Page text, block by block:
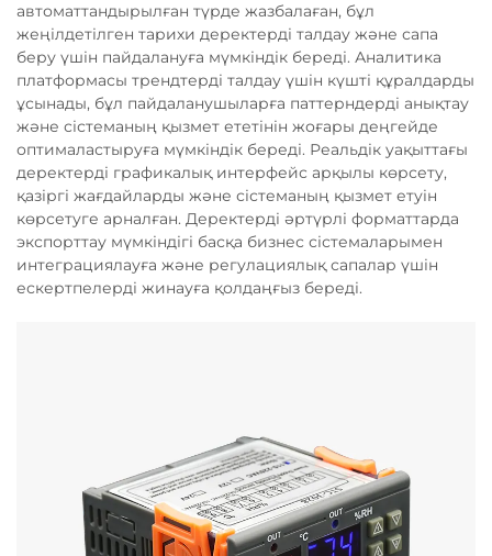
автоматтандырылған түрде жазбалаған, бұл
жеңілдетілген тарихи деректерді талдау және сапа
беру үшін пайдалануға мүмкіндік береді. Аналитика
платформасы трендтерді талдау үшін күшті құралдарды
ұсынады, бұл пайдаланушыларға паттерндерді анықтау
және сістеманың қызмет ететінін жоғары деңгейде
оптималастыруға мүмкіндік береді. Реальдік уақыттағы
деректерді графикалық интерфейс арқылы көрсету,
қазіргі жағдайларды және сістеманың қызмет етуін
көрсетуге арналған. Деректерді әртүрлі форматтарда
экспорттау мүмкіндігі басқа бизнес сістемаларымен
интеграциялауға және регулациялық сапалар үшін
ескертпелерді жинауға қолдаңғыз береді.